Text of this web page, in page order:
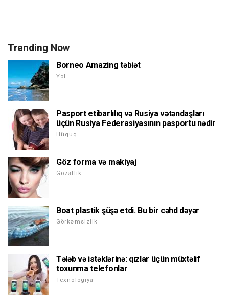
Trending Now
Borneo Amazing təbiət
Yol
Pasport etibarlılıq və Rusiya vətəndaşları
üçün Rusiya Federasiyasının pasportu nədir
Hüquq
Göz forma və makiyaj
Gözəllik
Boat plastik şüşə etdi. Bu bir cəhd dəyər
Görkəmsizlik
Tələb və istəklərinə: qızlar üçün müxtəlif
toxunma telefonlar
Texnologiya